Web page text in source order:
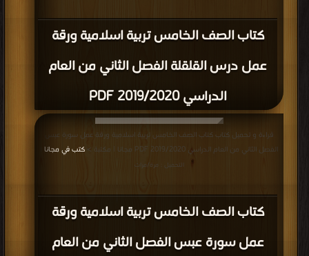
كتاب الصف الخامس تربية اسلامية ورقة
عمل درس القلقلة الفصل الثاني من العام
الدراسي 2019/2020 PDF
كتاب الصف الخامس تربية اسلامية ورقة
عمل سورة عبس الفصل الثاني من العام
قراءة و تحميل كتاب كتاب الصف الخامس تربية اسلامية ورقة عمل سورة عبس
الفصل الثاني من العام الدراسي 2019/2020 PDF مجانا | مكتبة >
كتب في مجانا
التحميل : مرة/مرات